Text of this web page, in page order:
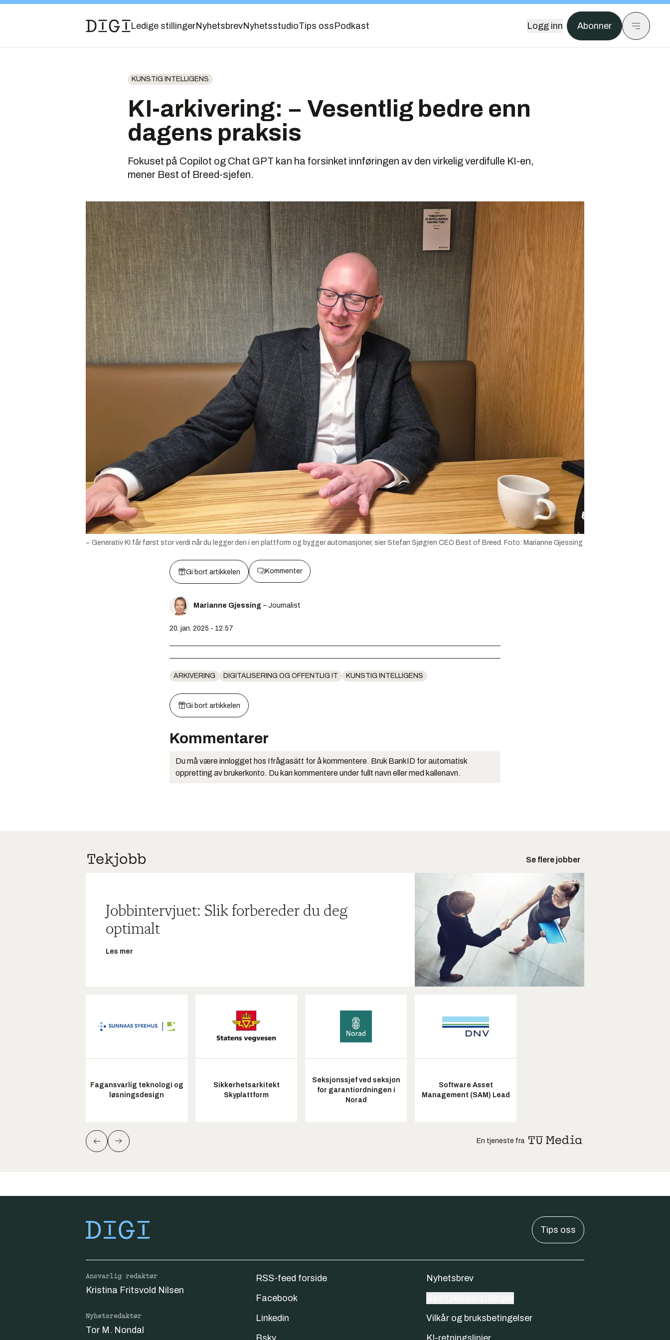
Ledige stillingerNyhetsbrevNyhetsstudioTips oss Podkast Logg inn Abonner
KUNSTIG INTELLIGENS
KI-arkivering: − Vesentlig bedre enn
dagens praksis
Fokuset på Copilot og Chat GPT kan ha forsinket innføringen av den virkelig verdifulle KI-en,
mener Best of Breed-sjefen.
− Generativ KI får først stor verdi når du legger den i en plattform og bygger automasjoner, sier Stefan Sjøgren CEO Best of Breed. Foto: Marianne Gjessing
Gi bort artikkelen Kommenter
Marianne Gjessing – Journalist
20. jan. 2025 - 12:57
ARKIVERING DIGITALISERING OG OFFENTLIG IT KUNSTIG INTELLIGENS
Gi bort artikkelen
Kommentarer
Du må være innlogget hos Ifrågasätt for å kommentere. Bruk BankID for automatisk
oppretting av brukerkonto. Du kan kommentere under fullt navn eller med kallenavn.
Se flere jobber
Jobbintervjuet: Slik forbereder du deg
optimalt
Les mer
Fagansvarlig teknologi og
løsningsdesign
Sikkerhetsarkitekt
Skyplattform
Seksjonssjef ved seksjon
for garantiordningen i
Norad
Software Asset
Management (SAM) Lead
En tjeneste fra
Tips oss
Ansvarlig redaktør
Kristina Fritsvold Nilsen
Nyhetsredaktør
Tor M. Nondal
RSS-feed forside
Facebook
Linkedin
Bsky
Nyhetsbrev
Vilkår og bruksbetingelser
KI-retningslinjer